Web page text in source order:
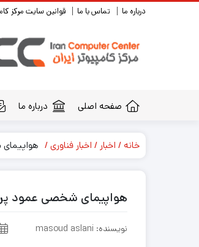
درباره ما تماس با ما قوانین سایت مرکز
صفحه اصلی درباره ما
خانه اخبار اخبار فناوری
هواپیمای شخصی عمود
نویسنده: masoud aslani